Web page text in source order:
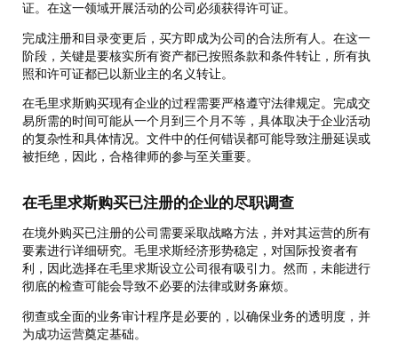
证。在这一领域开展活动的公司必须获得许可证。
完成注册和目录变更后，买方即成为公司的合法所有人。在这一
阶段，关键是要核实所有资产都已按照条款和条件转让，所有执
照和许可证都已以新业主的名义转让。
在毛里求斯购买现有企业的过程需要严格遵守法律规定。完成交
易所需的时间可能从一个月到三个月不等，具体取决于企业活动
的复杂性和具体情况。文件中的任何错误都可能导致注册延误或
被拒绝，因此，合格律师的参与至关重要。
在毛里求斯购买已注册的企业的尽职调查
在境外购买已注册的公司需要采取战略方法，并对其运营的所有
要素进行详细研究。毛里求斯经济形势稳定，对国际投资者有
利，因此选择在毛里求斯设立公司很有吸引力。然而，未能进行
彻底的检查可能会导致不必要的法律或财务麻烦。
彻查或全面的业务审计程序是必要的，以确保业务的透明度，并
为成功运营奠定基础。